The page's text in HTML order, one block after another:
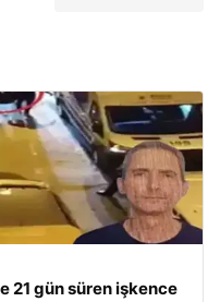
21 gün süren işkence